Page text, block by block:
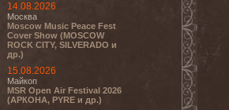
14.08.2026
Москва
Moscow Music Peace Fest
Cover Show (MOSCOW
ROCK CITY, SILVERADO и
др.)
15.08.2026
Майкоп
MSR Open Air Festival 2026
(АРКОНА, PYRE и др.)